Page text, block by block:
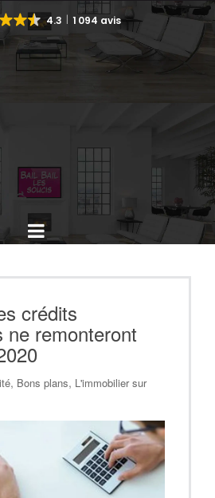
4.3 1 094 avis
crédits
ne remonteront
, Bons plans, L'immobilier sur